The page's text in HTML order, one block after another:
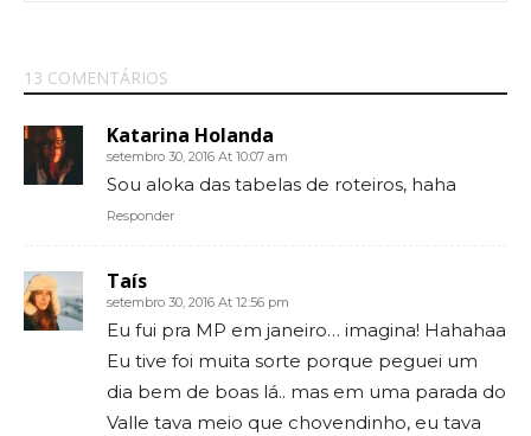
13 COMENTÁRIOS
Katarina Holanda
setembro 30, 2016 At 10:07 am
Sou aloka das tabelas de roteiros, haha
Responder
Taís
setembro 30, 2016 At 12:56 pm
Eu fui pra MP em janeiro… imagina! Hahahaa
Eu tive foi muita sorte porque peguei um
dia bem de boas lá.. mas em uma parada do
Valle tava meio que chovendinho, eu tava